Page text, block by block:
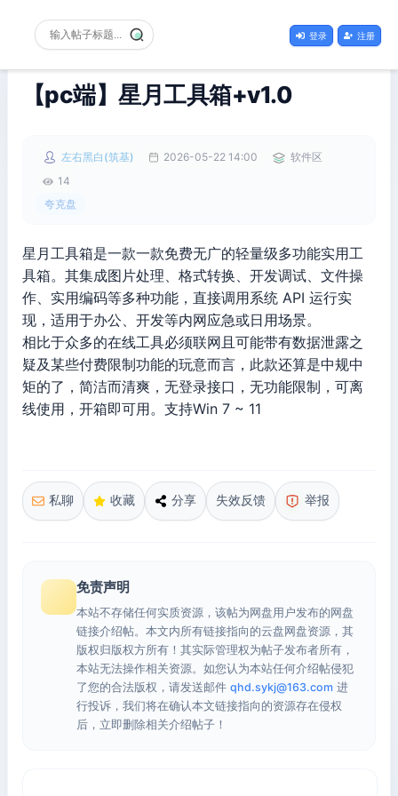
登录 注册
【pc端】星月工具箱+v1.0
左右黑白(筑基) 2026-05-22 14:00
软件区
14
夸克盘
星月工具箱是一款一款免费无广的轻量级多功能实用工
具箱。其集成图片处理、格式转换、开发调试、文件操
作、实用编码等多种功能，直接调用系统 API 运行实
现，适用于办公、开发等内网应急或日用场景。
相比于众多的在线工具必须联网且可能带有数据泄露之
疑及某些付费限制功能的玩意而言，此款还算是中规中
矩的了，简洁而清爽，无登录接口，无功能限制，可离
线使用，开箱即可用。支持Win 7 ~ 11
私聊 收藏 分享 失效反馈 举报
免责声明
本站不存储任何实质资源，该帖为网盘用户发布的网盘
链接介绍帖。本文内所有链接指向的云盘网盘资源，其
版权归版权方所有！其实际管理权为帖子发布者所有，
本站无法操作相关资源。如您认为本站任何介绍帖侵犯
了您的合法版权，请发送邮件 qhd.sykj@163.com 进
行投诉，我们将在确认本文链接指向的资源存在侵权
后，立即删除相关介绍帖子！